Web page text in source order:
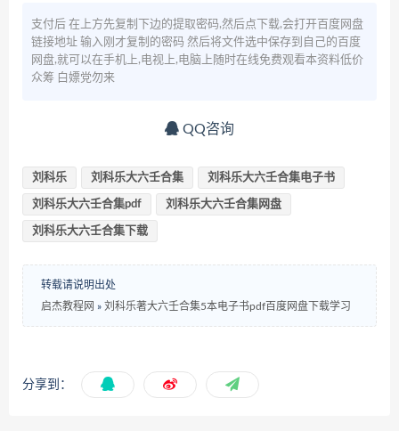
支付后 在上方先复制下边的提取密码,然后点下载,会打开百度网盘
链接地址 输入刚才复制的密码 然后将文件选中保存到自己的百度
网盘,就可以在手机上,电视上,电脑上随时在线免费观看本资料低价
众筹 白嫖党勿来
QQ咨询
刘科乐 刘科乐大六壬合集 刘科乐大六壬合集电子书
刘科乐大六壬合集pdf 刘科乐大六壬合集网盘
刘科乐大六壬合集下载
转载请说明出处
启杰教程网 » 刘科乐著大六壬合集5本电子书pdf百度网盘下载学习
分享到：